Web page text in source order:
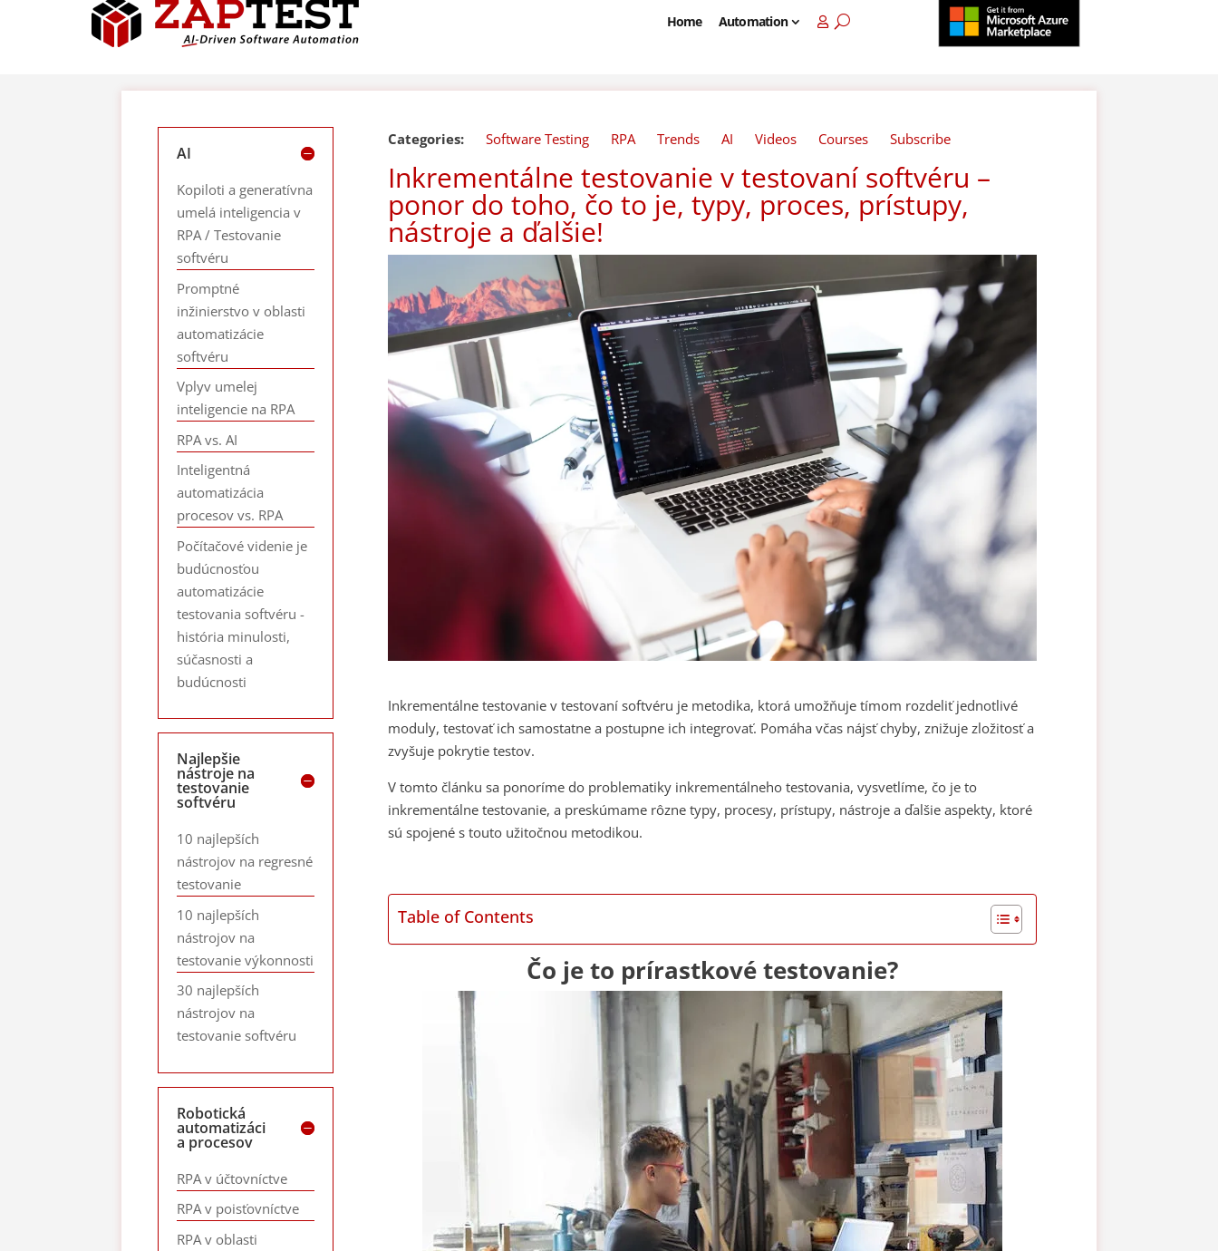
Home Automation
Categories: Software Testing RPA Trends AI Videos Courses Subscribe
Inkrementálne testovanie v testovaní softvéru –
ponor do toho, čo to je, typy, proces, prístupy,
nástroje a ďalšie!
Inkrementálne testovanie v testovaní softvéru je metodika, ktorá umožňuje tímom rozdeliť jednotlivé
moduly, testovať ich samostatne a postupne ich integrovať. Pomáha včas nájsť chyby, znižuje zložitosť a
zvyšuje pokrytie testov.
V tomto článku sa ponoríme do problematiky inkrementálneho testovania, vysvetlíme, čo je to
inkrementálne testovanie, a preskúmame rôzne typy, procesy, prístupy, nástroje a ďalšie aspekty, ktoré
sú spojené s touto užitočnou metodikou.
Table of Contents
Čo je to prírastkové testovanie?
AI
Kopiloti a generatívna
umelá inteligencia v
RPA / Testovanie
softvéru
Promptné
inžinierstvo v oblasti
automatizácie
softvéru
Vplyv umelej
inteligencie na RPA
RPA vs. AI
Inteligentná
automatizácia
procesov vs. RPA
Počítačové videnie je
budúcnosťou
automatizácie
testovania softvéru -
história minulosti,
súčasnosti a
budúcnosti
Najlepšie
nástroje na
testovanie
softvéru
10 najlepších
nástrojov na regresné
testovanie
10 najlepších
nástrojov na
testovanie výkonnosti
30 najlepších
nástrojov na
testovanie softvéru
Robotická
automatizáci
a procesov
RPA v účtovníctve
RPA v poisťovníctve
RPA v oblasti